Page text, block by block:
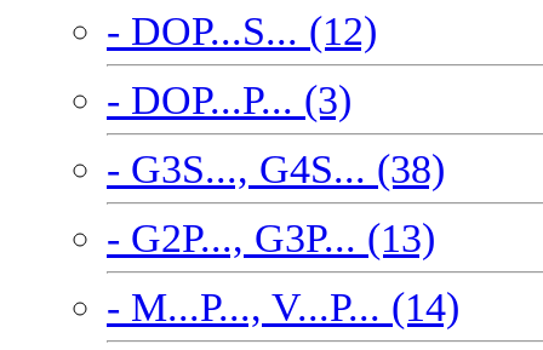
- DOP...S... (12)
- DOP...P... (3)
- G3S..., G4S... (38)
- G2P..., G3P... (13)
- M...P..., V...P... (14)